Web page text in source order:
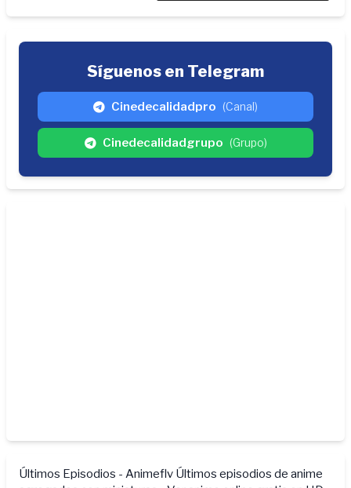
Síguenos en Telegram
Cinedecalidadpro (Canal)
Cinedecalidadgrupo (Grupo)
Últimos Episodios - Animeflv Últimos episodios de anime